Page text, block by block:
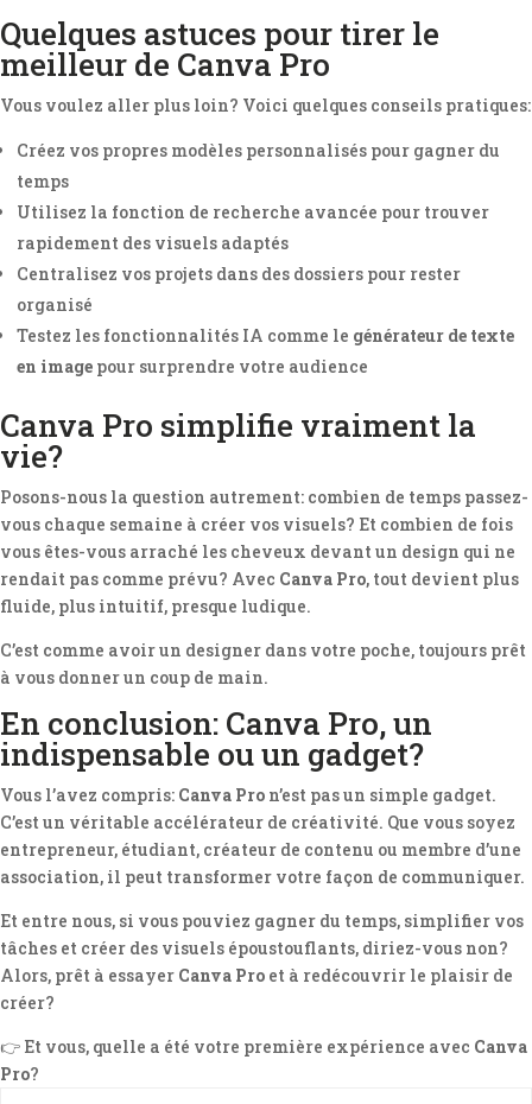
Quelques astuces pour tirer le
meilleur de Canva Pro
Vous voulez aller plus loin? Voici quelques conseils pratiques:
Créez vos propres modèles personnalisés pour gagner du
temps
Utilisez la fonction de recherche avancée pour trouver
rapidement des visuels adaptés
Centralisez vos projets dans des dossiers pour rester
organisé
Testez les fonctionnalités IA comme le générateur de texte
en image pour surprendre votre audience
Canva Pro simplifie vraiment la
vie?
Posons-nous la question autrement: combien de temps passez-
vous chaque semaine à créer vos visuels? Et combien de fois
vous êtes-vous arraché les cheveux devant un design qui ne
rendait pas comme prévu? Avec Canva Pro, tout devient plus
fluide, plus intuitif, presque ludique.
C’est comme avoir un designer dans votre poche, toujours prêt
à vous donner un coup de main.
En conclusion: Canva Pro, un
indispensable ou un gadget?
Vous l’avez compris: Canva Pro n’est pas un simple gadget.
C’est un véritable accélérateur de créativité. Que vous soyez
entrepreneur, étudiant, créateur de contenu ou membre d’une
association, il peut transformer votre façon de communiquer.
Et entre nous, si vous pouviez gagner du temps, simplifier vos
tâches et créer des visuels époustouflants, diriez-vous non?
Alors, prêt à essayer Canva Pro et à redécouvrir le plaisir de
créer?
👉 Et vous, quelle a été votre première expérience avec Canva
Pro?